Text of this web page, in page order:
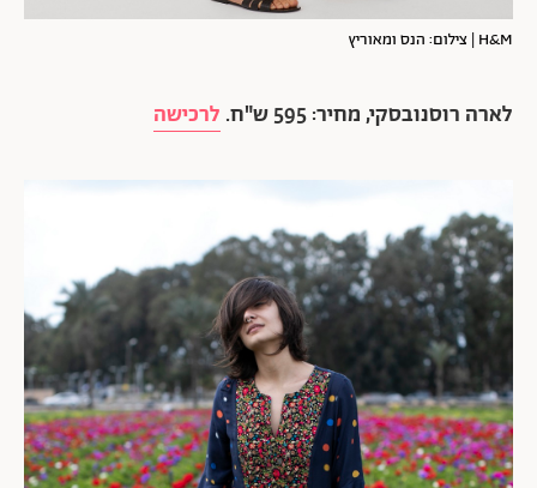
H&M | צילום: הנס ומאוריץ
לארה רוסנובסקי, מחיר: 595 ש"ח. לרכישה